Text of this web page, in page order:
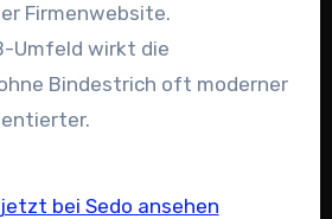
Firmenwebsite.
Umfeld wirkt die
Bindestrich oft moderner
bei Sedo ansehen